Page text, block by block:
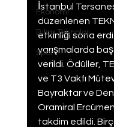
Ekonomi
Bilim Teknoloji
Spor
İstanbul
düzenlenen
etkinliği sona
yarışmalarda
verildi. Ödüller,
ve T3 Vakfı
Bayraktar ve
Oramiral
takdim edildi.